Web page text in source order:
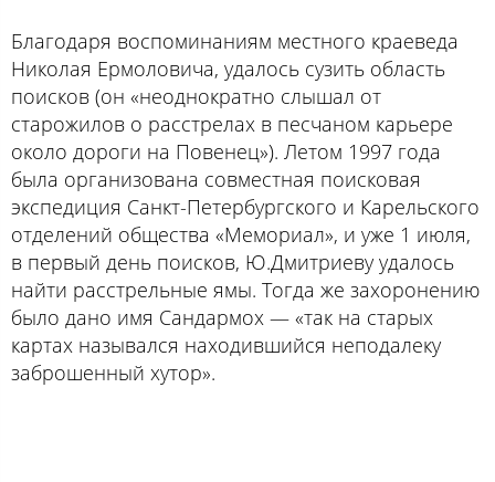
Благодаря воспоминаниям местного краеведа
Николая Ермоловича, удалось сузить область
поисков (он «неоднократно слышал от
старожилов о расстрелах в песчаном карьере
около дороги на Повенец»). Летом 1997 года
была организована совместная поисковая
экспедиция Санкт-Петербургского и Карельского
отделений общества «Мемориал», и уже 1 июля,
в первый день поисков, Ю.Дмитриеву удалось
найти расстрельные ямы. Тогда же захоронению
было дано имя Сандармох — «так на старых
картах назывался находившийся неподалеку
заброшенный хутор».